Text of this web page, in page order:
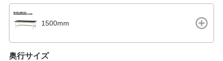
1500mm
奥行サイズ